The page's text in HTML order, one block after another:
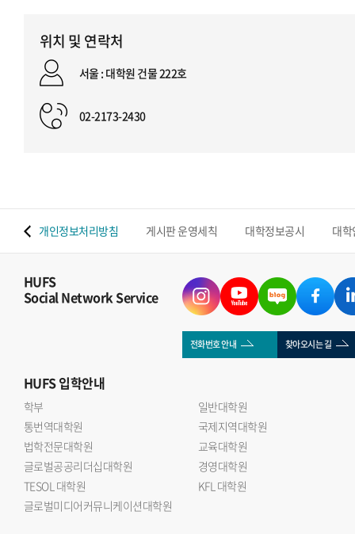
위치 및 연락처
서울 : 대학원 건물 222호
02-2173-2430
개인정보처리방침 게시판 운영세칙 대학정보공시 대
HUFS
Social Network Service
전화번호 안내 찾아오시는 길
HUFS입학안내
학부
일반대학원
통번역대학원
국제지역대학원
법학전문대학원
교육대학원
글로벌공공리더십대학원
경영대학원
TESOL 대학원
KFL 대학원
글로벌미디어커뮤니케이션대학원